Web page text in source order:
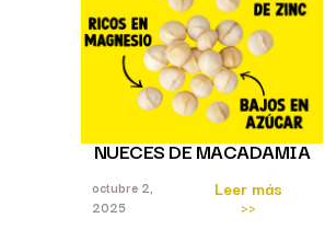
NUECES DE MACADAMIA
octubre 2,
2025
Leer más
>>